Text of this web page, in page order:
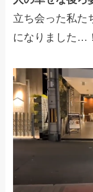
立ち会った私た
になりました…